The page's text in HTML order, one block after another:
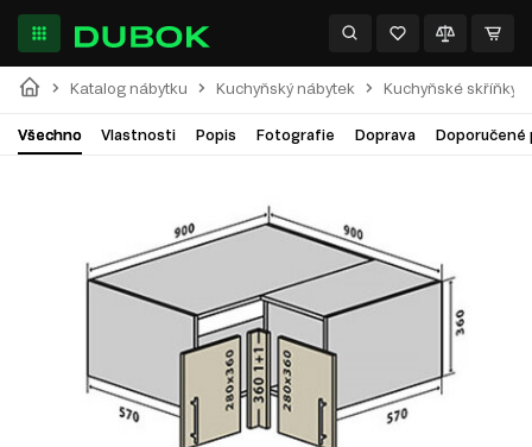
Katalog nábytku Kuchyňský nábytek Kuchyňské skříňky
Všechno Vlastnosti Popis Fotografie Doprava Doporučené